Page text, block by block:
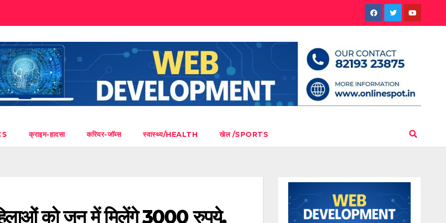
क्राइम-हादसा करियर-जॉब्स स्वास्थ्य/HEALTH खेल /SPORTS
को जून में मिलेंगे 3000 रुपये,